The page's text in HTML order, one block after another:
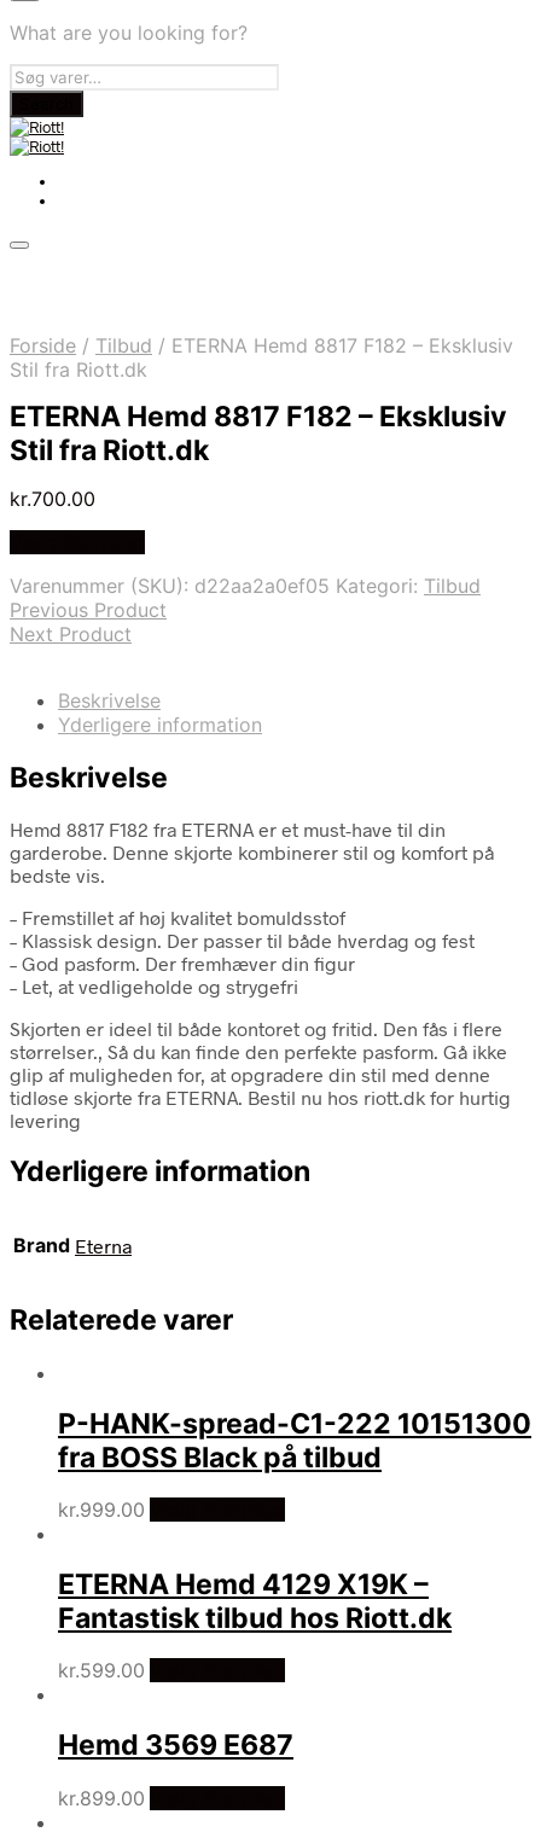
What are you looking for?
Forside / Tilbud / ETERNA Hemd 8817 F182 – Eksklusiv
Stil fra Riott.dk
ETERNA Hemd 8817 F182 – Eksklusiv
Stil fra Riott.dk
kr.700.00
Varenummer (SKU): d22aa2a0ef05 Kategori: Tilbud
Previous Product
Next Product
Beskrivelse
Yderligere information
Beskrivelse
Hemd 8817 F182 fra ETERNA er et must-have til din
garderobe. Denne skjorte kombinerer stil og komfort på
bedste vis.
– Fremstillet af høj kvalitet bomuldsstof
– Klassisk design. Der passer til både hverdag og fest
– God pasform. Der fremhæver din figur
– Let, at vedligeholde og strygefri
Skjorten er ideel til både kontoret og fritid. Den fås i flere
størrelser., Så du kan finde den perfekte pasform. Gå ikke
glip af muligheden for, at opgradere din stil med denne
tidløse skjorte fra ETERNA. Bestil nu hos riott.dk for hurtig
levering
Yderligere information
Brand Eterna
Relaterede varer
P-HANK-spread-C1-222 10151300
fra BOSS Black på tilbud
kr.999.00
ETERNA Hemd 4129 X19K –
Fantastisk tilbud hos Riott.dk
kr.599.00
Hemd 3569 E687
kr.899.00